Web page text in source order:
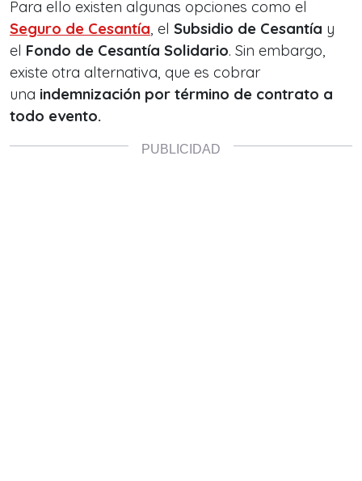
Para ello existen algunas opciones como el
Seguro de Cesantía, el Subsidio de Cesantía y
el Fondo de Cesantía Solidario. Sin embargo,
existe otra alternativa, que es cobrar
una indemnización por término de contrato a
todo evento.